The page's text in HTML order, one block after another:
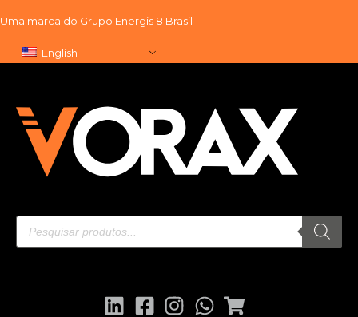
to
Uma marca do Grupo Energis 8 Brasil
English